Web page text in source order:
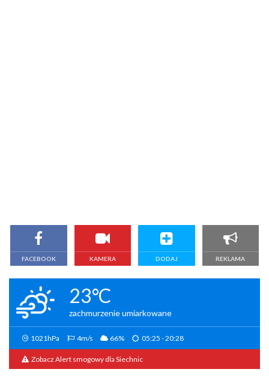
FACEBOOK KAMERA DODAJ REKLAMA
23°C
zachmurzenie umiarkowane
1021hPa 4m/s 66% 05:25 - 20:28
Zobacz Alert smogowy dla Siechnic